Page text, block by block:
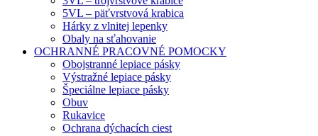
5VL – päťvrstvová krabica
Hárky z vlnitej lepenky
Obaly na sťahovanie
OCHRANNÉ PRACOVNÉ POMOCKY
Obojstranné lepiace pásky
Výstražné lepiace pásky
Špeciálne lepiace pásky
Obuv
Rukavice
Ochrana dýchacích ciest